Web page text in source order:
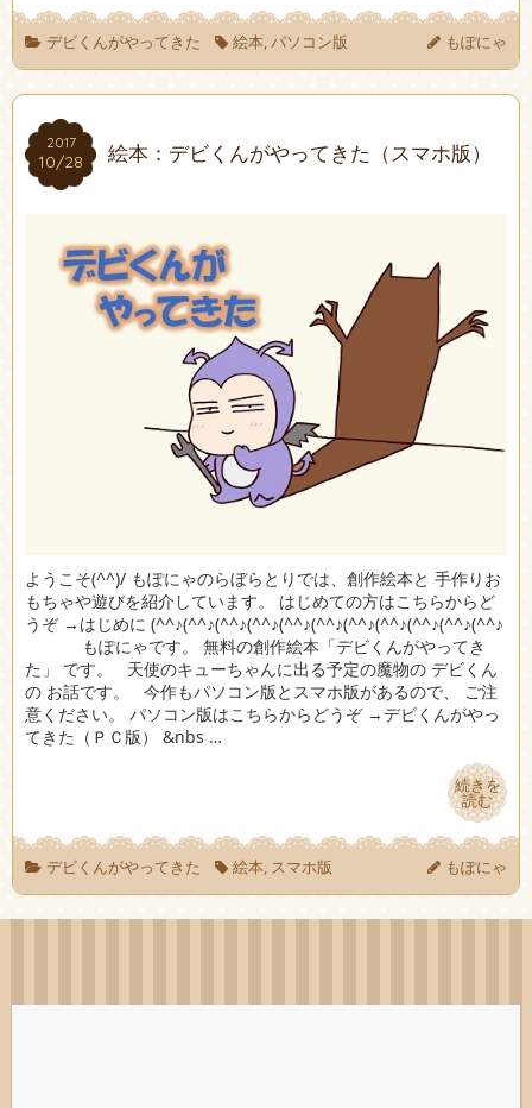
デビくんがやってきた 絵本,パソコン版 もぽにゃ
2017
10/28
2017
10/28 絵本：デビくんがやってきた（スマホ版）
ようこそ(^^)/ もぽにゃのらぼらとりでは、創作絵本と 手作りお
もちゃや遊びを紹介しています。 はじめての方はこちらからど
うぞ →はじめに (^^♪(^^♪(^^♪(^^♪(^^♪(^^♪(^^♪(^^♪(^^♪(^^♪(^^♪
もぽにゃです。 無料の創作絵本「デビくんがやってき
た」 です。 天使のキューちゃんに出る予定の魔物の デビくん
の お話です。 今作もパソコン版とスマホ版があるので、 ご注
意ください。 パソコン版はこちらからどうぞ →デビくんがやっ
てきた（ＰＣ版） &nbs …
続きを
読む
続きを
読む
デビくんがやってきた 絵本, スマホ版 もぽにゃ